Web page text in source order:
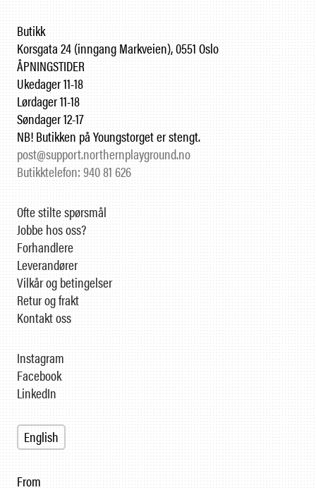
Butikk
Korsgata 24 (inngang Markveien), 0551 Oslo
ÅPNINGSTIDER
Ukedager 11-18
Lørdager 11-18
Søndager 12-17
NB! Butikken på Youngstorget er stengt.
post@support.northernplayground.no
Butikktelefon: 940 81 626
Ofte stilte spørsmål
Jobbe hos oss?
Forhandlere
Leverandører
Vilkår og betingelser
Retur og frakt
Kontakt oss
From
Instagram
Facebook
LinkedIn
English